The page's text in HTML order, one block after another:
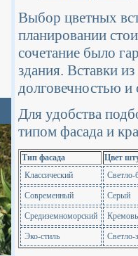
Выбор цветных
планировании
сочетание было
здания. Вставки
долговечностью
Для удобства
типом фасада и
Тип фасада
Цвет
Классический
Светло-
Современный Серый
Средиземноморский
Эко-стиль Светло-